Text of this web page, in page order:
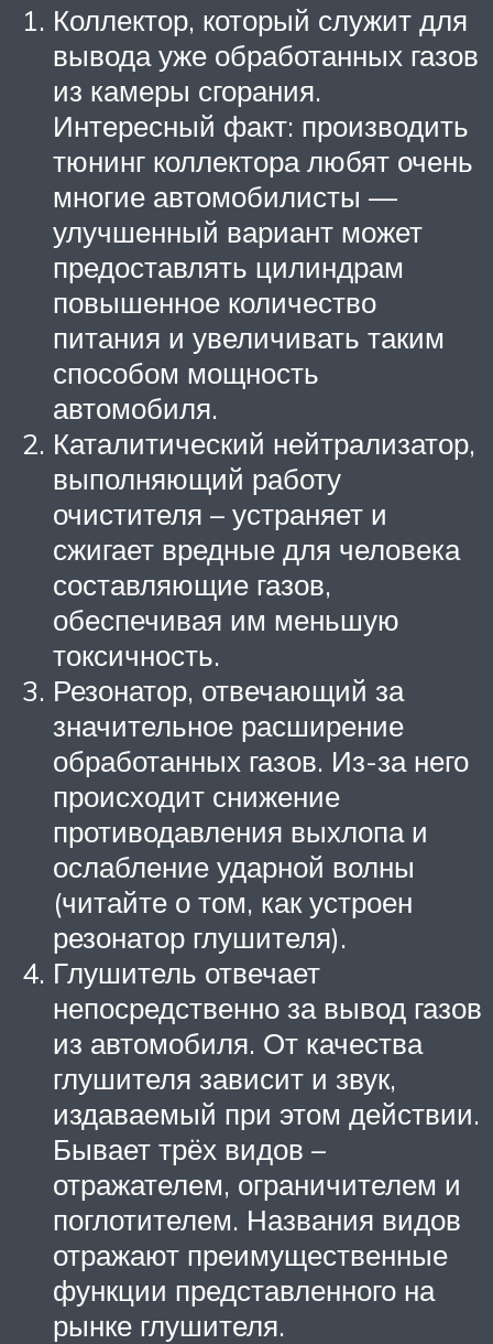
Коллектор, который служит для
вывода уже обработанных газов
из камеры сгорания.
Интересный факт: производить
тюнинг коллектора любят очень
многие автомобилисты —
улучшенный вариант может
предоставлять цилиндрам
повышенное количество
питания и увеличивать таким
способом мощность
автомобиля.
Каталитический нейтрализатор,
выполняющий работу
очистителя – устраняет и
сжигает вредные для человека
составляющие газов,
обеспечивая им меньшую
токсичность.
Резонатор, отвечающий за
значительное расширение
обработанных газов. Из-за него
происходит снижение
противодавления выхлопа и
ослабление ударной волны
(читайте о том, как устроен
резонатор глушителя).
Глушитель отвечает
непосредственно за вывод газов
из автомобиля. От качества
глушителя зависит и звук,
издаваемый при этом действии.
Бывает трёх видов –
отражателем, ограничителем и
поглотителем. Названия видов
отражают преимущественные
функции представленного на
рынке глушителя.